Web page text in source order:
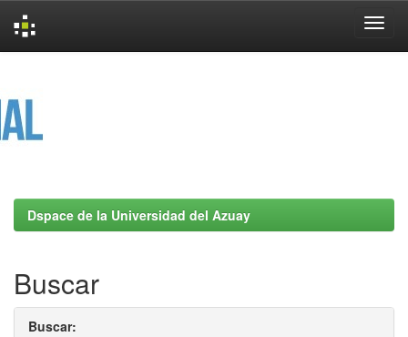
Dspace de la Universidad del Azuay
Buscar
Buscar: